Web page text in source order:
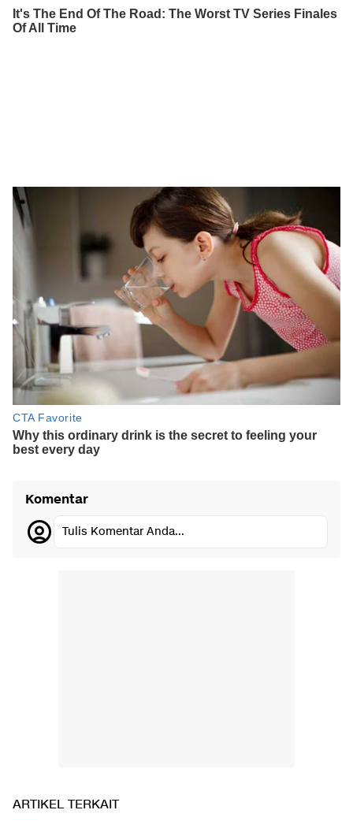
Komentar
Tulis Komentar Anda...
ARTIKEL TERKAIT